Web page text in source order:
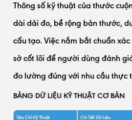
Thông số kỹ thuật của thước
dài dải đo, bề rộng bản thước,
cấu tạo. Việc nắm bắt chuẩn
sở cốt lõi để người dùng đánh
đo lường đúng với nhu cầu thực
BẢNG DỮ LIỆU KỸ THUẬT CƠ BẢN
Tiêu Chí Kỹ Thuật Chi Tiết Dữ Liệu